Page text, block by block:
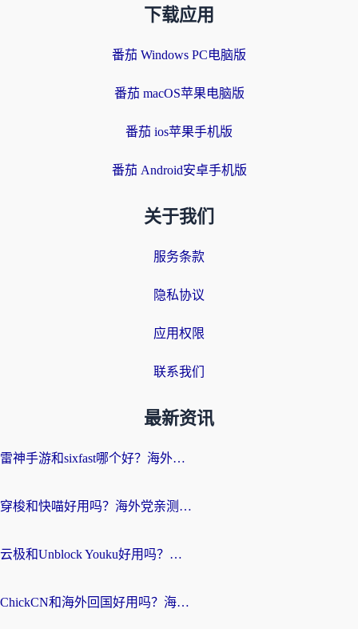
下载应用
番茄 Windows PC电脑版
番茄 macOS苹果电脑版
番茄 ios苹果手机版
番茄 Android安卓手机版
关于我们
服务条款
隐私协议
应用权限
联系我们
最新资讯
雷神手游和sixfast哪个好？海外党亲测3款回国加速器，教你选对不踩坑
穿梭和快喵好用吗？海外党亲测：小众加速器对比+番茄加速器深度体验
云极和Unblock Youku好用吗？海外党亲测+2026回国加速器避坑指南
ChickCN和海外回国好用吗？海外党2026亲测：从手游到影音，选对加速器的3个关键